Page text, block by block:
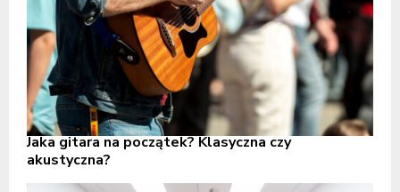
Jaka gitara na początek? Klasyczna czy
akustyczna?